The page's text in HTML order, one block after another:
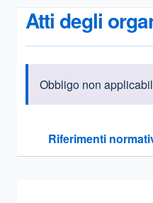
Atti degli
Informazioni
Obbligo non
Riferimenti
Sezione compressa